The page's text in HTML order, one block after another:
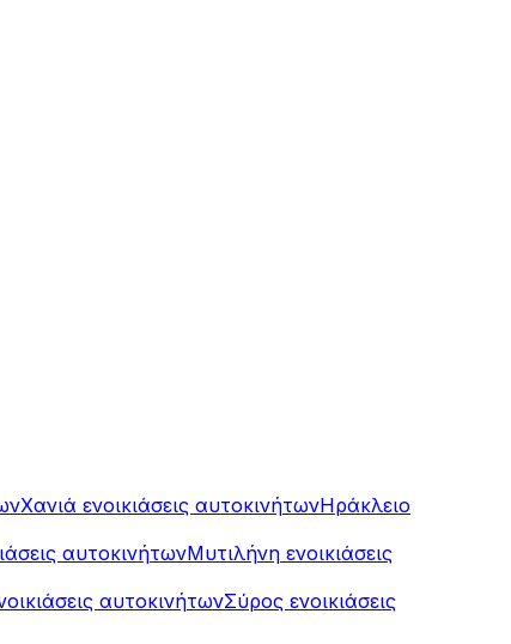
Χανιά ενοικιάσεις αυτοκινήτωνΗράκλειο
αυτοκινήτωνΜυτιλήνη ενοικιάσεις
αυτοκινήτωνΣύρος ενοικιάσεις